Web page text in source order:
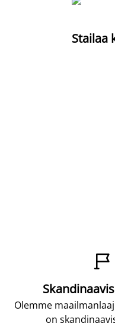
Stailaa

Olemme
on